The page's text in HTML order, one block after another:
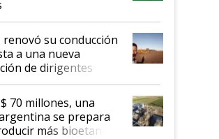
renovó su conducción
a una nueva
de dirigentes
70 millones, una
se prepara
más bioetanol